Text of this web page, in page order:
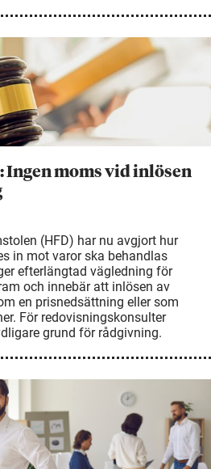
Ingen moms vid inlösen
(HFD) har nu avgjort hur
in mot varor ska behandlas
efterlängtad vägledning för
och innebär att inlösen av
en prisnedsättning eller som
För redovisningskonsulter
grund för rådgivning.